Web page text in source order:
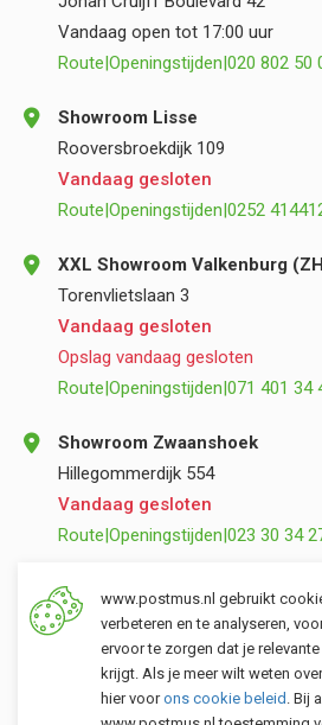
Vandaag open tot 17:00 uur
Route|Openingstijden|020 802 50
Showroom Lisse
Rooversbroekdijk 109
Vandaag gesloten
Route|Openingstijden|0252
XXL Showroom Valkenburg
Torenvlietslaan 3
Vandaag gesloten
Opslag vandaag gesloten
Route|Openingstijden|071 401 34
Showroom Zwaanshoek
Hillegommerdijk 554
Vandaag gesloten
Route|Openingstijden|023 30 34
Opslag Valkenburg (ZH)
Torenvlietslaan 3
Vandaag gesloten
Route|Openingstijden |071 401 34
www.postmus.nl gebruikt
verbeteren en te analyseren,
ervoor te zorgen dat je
krijgt. Als je meer wilt weten
hier voorons cookie beleid . Bij